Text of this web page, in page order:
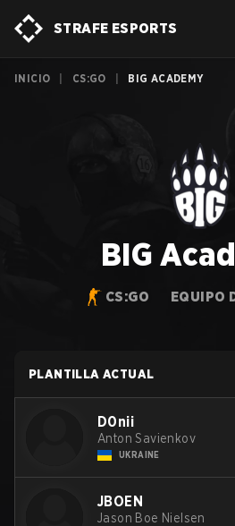
STRAFE ESPORTS
INICIO CS:GO BIG ACADEMY
BIG
CS:GO EQUIPO
PLANTILLA ACTUAL
D0nii
Anton Savienkov
UKRAINE
JBOEN
Jason Boe Nielsen